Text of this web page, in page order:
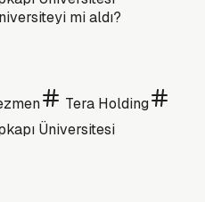
Tera Holding
Üniversitesi